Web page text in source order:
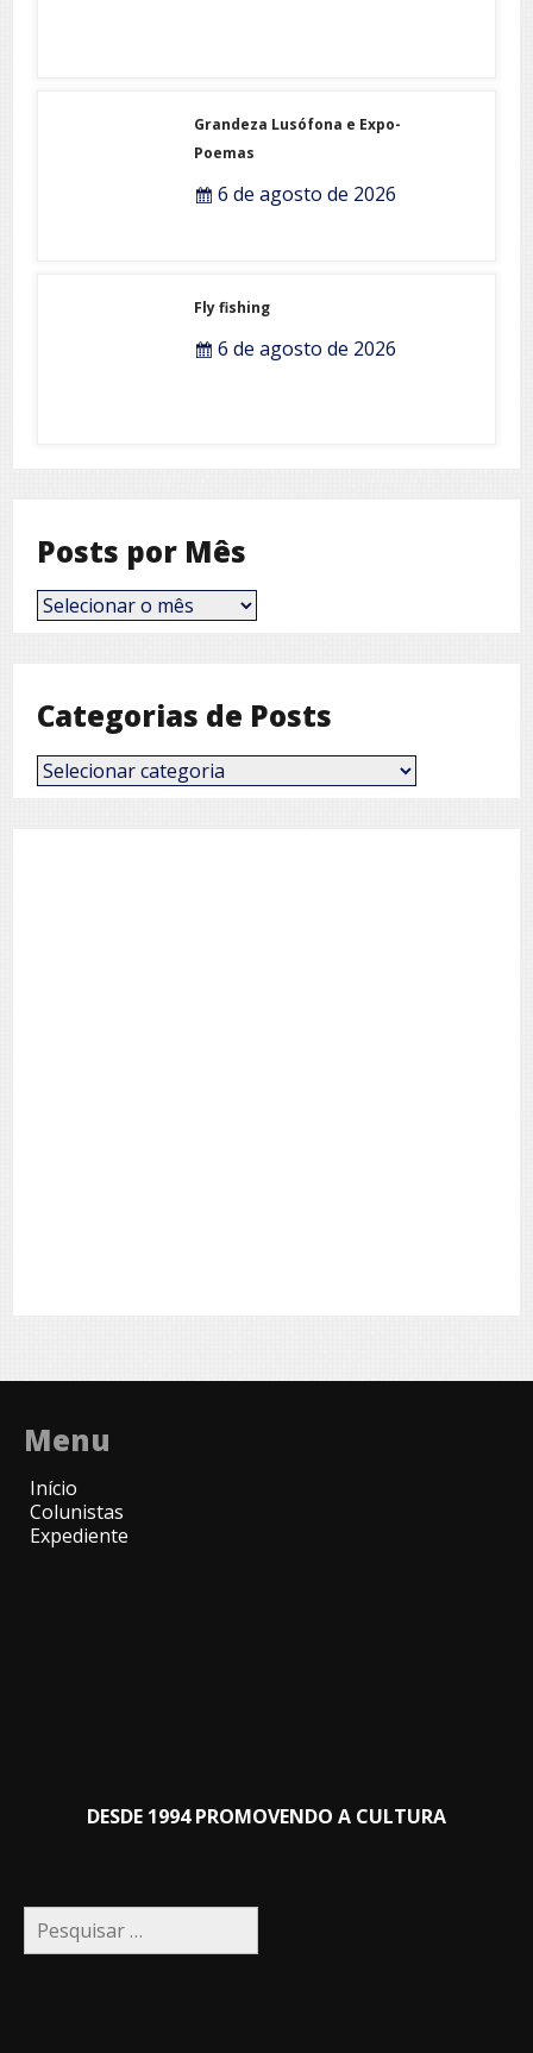
Grandeza Lusófona e Expo-
Poemas
6 de agosto de 2026
Fly fishing
6 de agosto de 2026
Posts por Mês
Posts
por
Categorias de Posts
Categorias
de
Menu
Início
Colunistas
Expediente
DESDE 1994 PROMOVENDO A CULTURA
Pesquisar
por: